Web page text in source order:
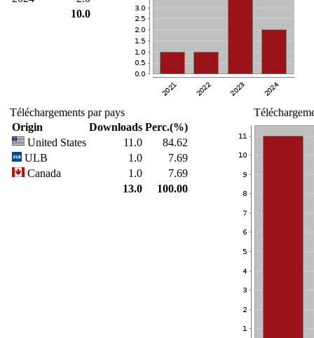
10.0
Téléchargements par pays
Origin
Downloads Perc.(%)
United States
11.0
84.62
ULB
1.0
7.69
Canada
1.0
7.69
13.0
100.00